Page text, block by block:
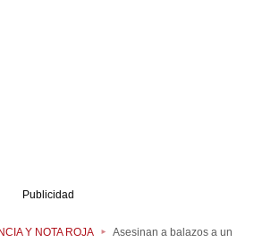
Publicidad
Y NOTA ROJA Asesinan a balazos a un